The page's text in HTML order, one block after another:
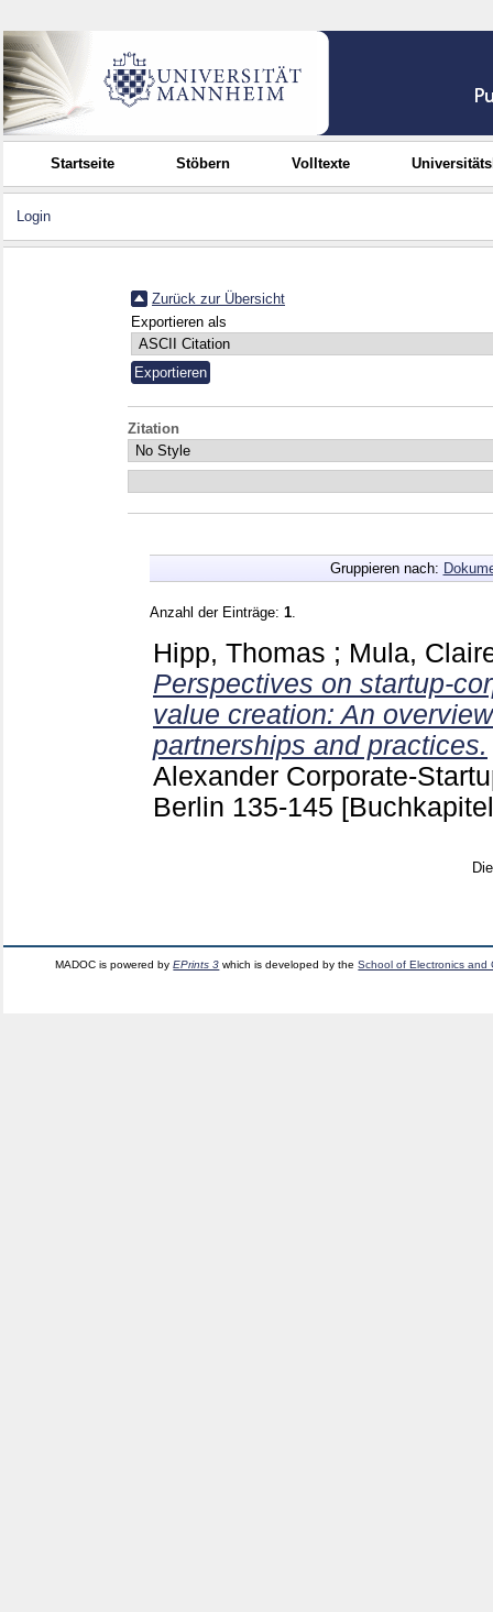
Startseite Stöbern Volltexte
Login
Zurück zur Übersicht
Exportieren als
Zitation
Gruppieren nach:
Anzahl der Einträge: 1
Hipp, Thomas ; Mula,
Perspectives on startup-
value creation: An
partnerships and practices.
Alexander Corporate-
Berlin 135-145
MADOC is powered byEPrints 3 which is developed by theSchool of Electronics and